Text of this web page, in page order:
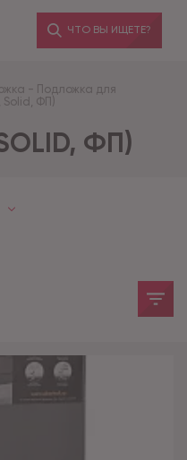
ЧТО ВЫ ИЩЕТЕ?
- Подложка для
ФП)
ФП)